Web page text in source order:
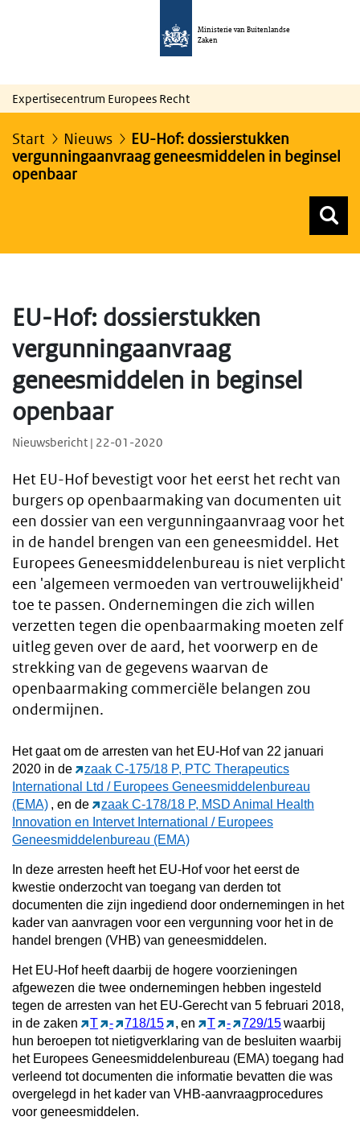
Ministerie van Buitenlandse
Zaken
Expertisecentrum Europees Recht
Start Nieuws
EU-Hof: dossierstukken
vergunningaanvraag geneesmiddelen in beginsel
openbaar
EU-Hof: dossierstukken
vergunningaanvraag
geneesmiddelen in beginsel
openbaar
Nieuwsbericht | 22-01-2020
Het EU-Hof bevestigt voor het eerst het recht van
burgers op openbaarmaking van documenten uit
een dossier van een vergunningaanvraag voor het
in de handel brengen van een geneesmiddel. Het
Europees Geneesmiddelenbureau is niet verplicht
een 'algemeen vermoeden van vertrouwelijkheid'
toe te passen. Ondernemingen die zich willen
verzetten tegen die openbaarmaking moeten zelf
uitleg geven over de aard, het voorwerp en de
strekking van de gegevens waarvan de
openbaarmaking commerciële belangen zou
ondermijnen.
Het gaat om de arresten van het EU-Hof van 22 januari
2020 in de
zaak C-175/18 P, PTC Therapeutics
International Ltd / Europees Geneesmiddelenbureau
(EMA) , en de
zaak C-178/18 P, MSD Animal Health
Innovation en Intervet International / Europees
Geneesmiddelenbureau (EMA)
In deze arresten heeft het EU-Hof voor het eerst de
kwestie onderzocht van toegang van derden tot
documenten die zijn ingediend door ondernemingen in het
kader van aanvragen voor een vergunning voor het in de
handel brengen (VHB) van geneesmiddelen.
Het EU-Hof heeft daarbij de hogere voorzieningen
afgewezen die twee ondernemingen hebben ingesteld
tegen de arresten van het EU-Gerecht van 5 februari 2018,
in de zaken
T - 718/15 , en T - 729/15waarbij
hun beroepen tot nietigverklaring van de besluiten waarbij
het Europees Geneesmiddelenbureau (EMA) toegang had
verleend tot documenten die informatie bevatten die was
overgelegd in het kader van VHB-aanvraagprocedures
voor geneesmiddelen.